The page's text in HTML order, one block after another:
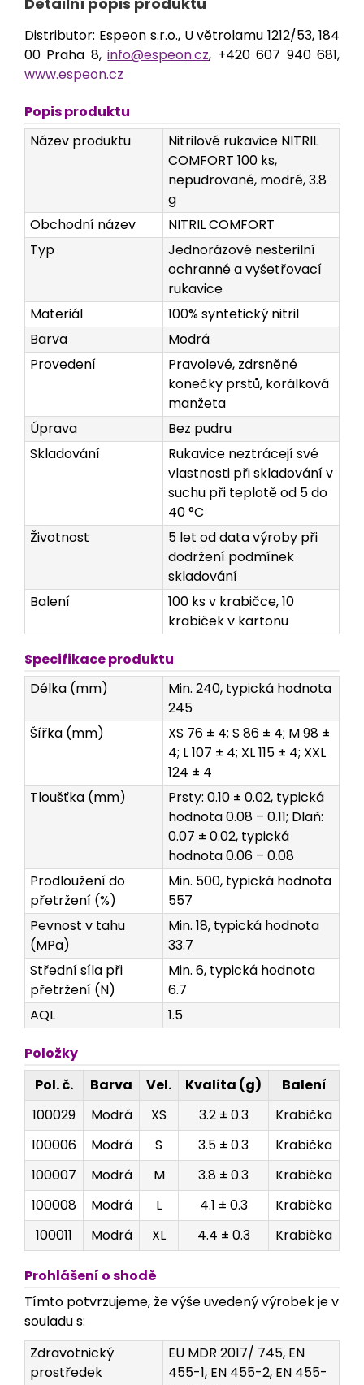
Distributor: Espeon s.r.o., U větrolamu 1212/53, 184
00 Praha 8,info@espeon.cz, +420 607 940 681,
www.espeon.cz
Popis produktu
Název produktu
Nitrilové rukavice NITRIL
COMFORT 100 ks,
nepudrované, modré, 3.8
g
Obchodní název
NITRIL COMFORT
Typ
Jednorázové nesterilní
ochranné a vyšetřovací
rukavice
Materiál
100% syntetický nitril
Barva
Modrá
Provedení
Pravolevé, zdrsněné
konečky prstů, korálková
manžeta
Úprava
Bez pudru
Skladování
Rukavice neztrácejí své
vlastnosti při skladování v
suchu při teplotě od 5 do
40 °C
Životnost
5 let od data výroby při
dodržení podmínek
skladování
Balení
100 ks v krabičce, 10
krabiček v kartonu
Specifikace produktu
Délka (mm)
Min. 240, typická hodnota
245
Šířka (mm)
XS 76 ± 4; S 86 ± 4; M 98 ±
4; L 107 ± 4; XL 115 ± 4; XXL
124 ± 4
Tloušťka (mm)
Prsty: 0.10 ± 0.02, typická
hodnota 0.08 – 0.11; Dlaň:
0.07 ± 0.02, typická
hodnota 0.06 – 0.08
Prodloužení do
přetržení (%)
Min. 500, typická hodnota
557
Pevnost v tahu
(MPa)
Min. 18, typická hodnota
33.7
Střední síla při
přetržení (N)
Min. 6, typická hodnota
6.7
AQL
1.5
Položky
Pol. č.
Barva Vel. Kvalita (g) Balení
100029
Modrá XS 3.2 ± 0.3 Krabička
100006
Modrá S 3.5 ± 0.3 Krabička
100007
Modrá M 3.8 ± 0.3 Krabička
100008
Modrá L 4.1 ± 0.3 Krabička
100011
Modrá XL 4.4 ± 0.3 Krabička
Prohlášení o shodě
Tímto potvrzujeme, že výše uvedený výrobek je v
souladu s:
Zdravotnický
prostředek
EU MDR 2017/ 745, EN
455-1, EN 455-2, EN 455-